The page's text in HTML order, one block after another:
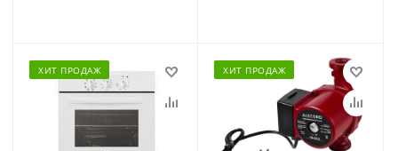
ХИТ ПРОДАЖ ХИТ ПРОДАЖ